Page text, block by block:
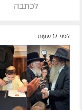
לכתבה
לפני 17 שעות